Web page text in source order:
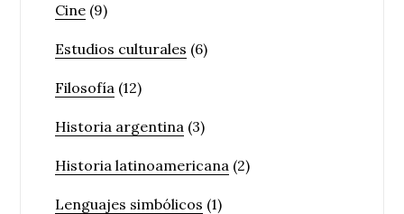
Cine (9)
Estudios culturales (6)
Filosofía (12)
Historia argentina (3)
Historia latinoamericana (2)
Lenguajes simbólicos (1)